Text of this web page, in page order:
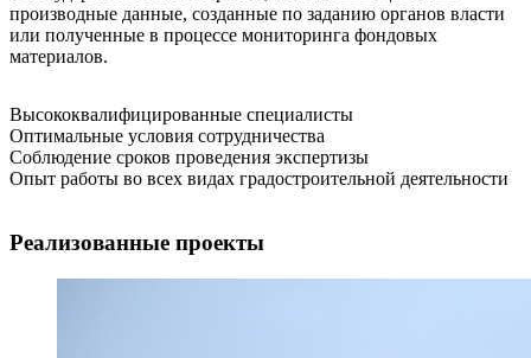
производные данные, созданные по заданию органов власти
или полученные в процессе мониторинга фондовых
материалов.
Высококвалифицированные специалисты
Оптимальные условия сотрудничества
Соблюдение сроков проведения экспертизы
Опыт работы во всех видах градостроительной деятельности
Реализованные проекты